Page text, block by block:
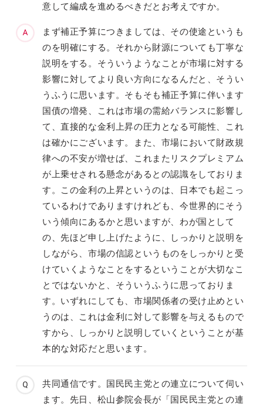
意して編成を進めるべきだとお考えですか。
まず補正予算につきましては、その使途というも
のを明確にする。それから財源についても丁寧な
説明をする。そういうようなことが市場に対する
影響に対してより良い方向になるんだと、そうい
うふうに思います。そもそも補正予算に伴います
国債の増発、これは市場の需給バランスに影響し
て、直接的な金利上昇の圧力となる可能性、これ
は確かにございます。また、市場において財政規
律への不安が増せば、これまたリスクプレミアム
が上乗せされる懸念があるとの認識をしておりま
す。この金利の上昇というのは、日本でも起こっ
ているわけでありますけれども、今世界的にそう
いう傾向にあるかと思いますが、わが国として
の、先ほど申し上げたように、しっかりと説明を
しながら、市場の信認というものをしっかりと受
けていくようなことをするということが大切なこ
とではないかと、そういうふうに思っておりま
す。いずれにしても、市場関係者の受け止めとい
うのは、これは金利に対して影響を与えるもので
すから、しっかりと説明していくということが基
本的な対応だと思います。
共同通信です。国民民主党との連立について伺い
ます。先日、松山参院会長が「国民民主党との連